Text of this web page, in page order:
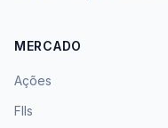
MERCADO
Ações
FIIs